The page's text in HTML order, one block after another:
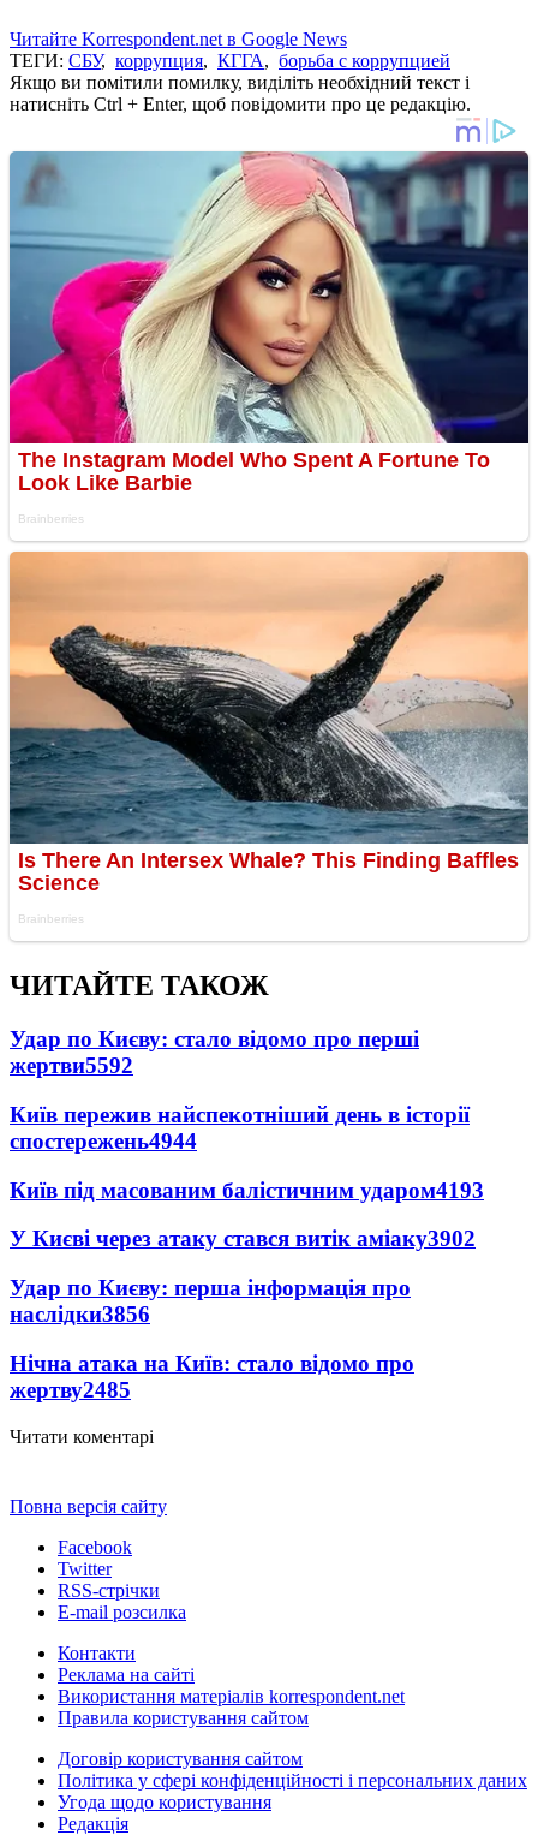
Читайте Korrespondent.net в Google News
ТЕГИ: СБУ, коррупция, КГГА, борьба с коррупцией
Якщо ви помітили помилку, виділіть необхідний текст і
натисніть Ctrl + Enter, щоб повідомити про це редакцію.
ЧИТАЙТЕ ТАКОЖ
Удар по Києву: стало відомо про перші
жертви5592
Київ пережив найспекотніший день в історії
спостережень4944
Київ під масованим балістичним ударом4193
У Києві через атаку стався витік аміаку3902
Удар по Києву: перша інформація про
наслідки3856
Нічна атака на Київ: стало відомо про
жертву2485
Читати коментарі
Повна версія сайту
Facebook
Twitter
RSS-стрічки
E-mail розсилка
Контакти
Реклама на сайті
Використання матеріалів korrespondent.net
Правила користування сайтом
Договір користування сайтом
Політика у сфері конфіденційності і персональних даних
Угода щодо користування
Редакція